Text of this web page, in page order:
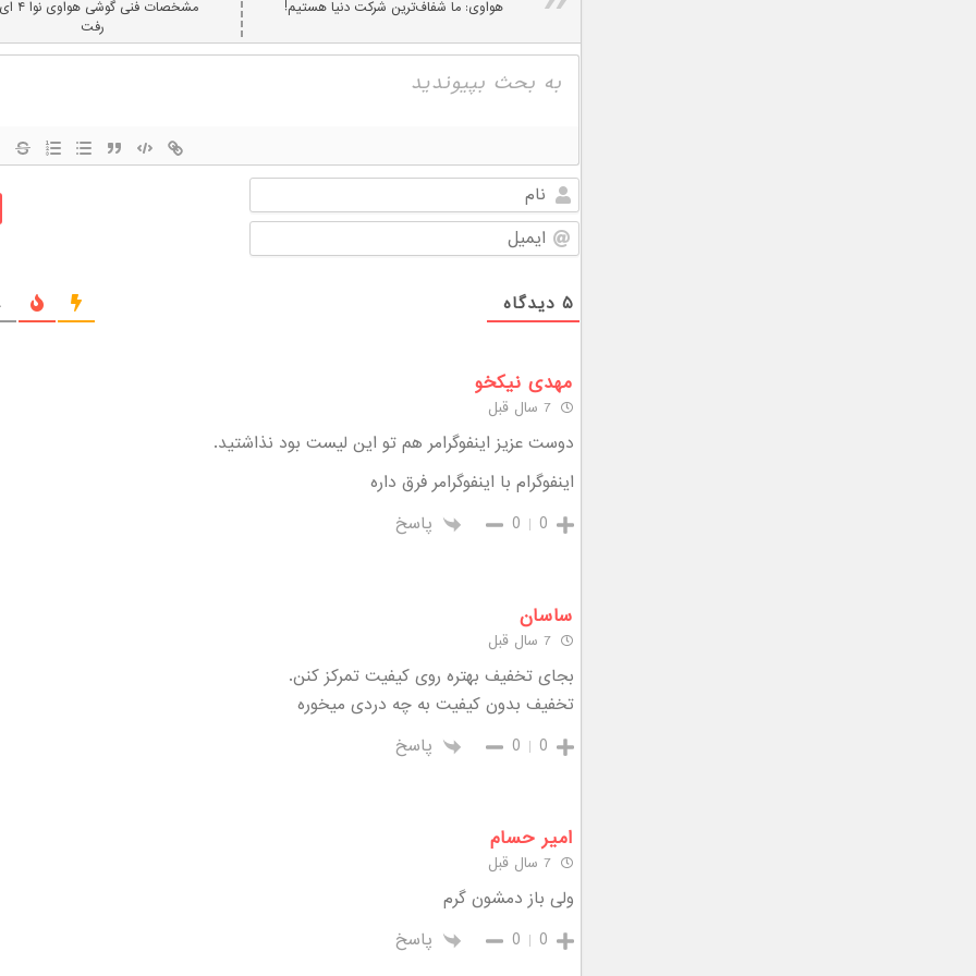
مشخصات فنی
رفت
هواوی: ما شفاف‌ترین شرکت دنیا هستیم!
نام
ایمیل
۵ دیدگاه
مهدی نیکخو
دوست عزیز اینفوگرامر هم تو این لیست بود نذاشتید.
اینفوگرام با اینفوگرامر فرق داره
0
0 پاسخ
ساسان
بجای تخفیف بهتره روی کیفیت تمرکز کنن.
تخفیف بدون کیفیت به چه دردی میخوره
0
0 پاسخ
امیر حسام
ولی باز دمشون گرم
0
0 پاسخ